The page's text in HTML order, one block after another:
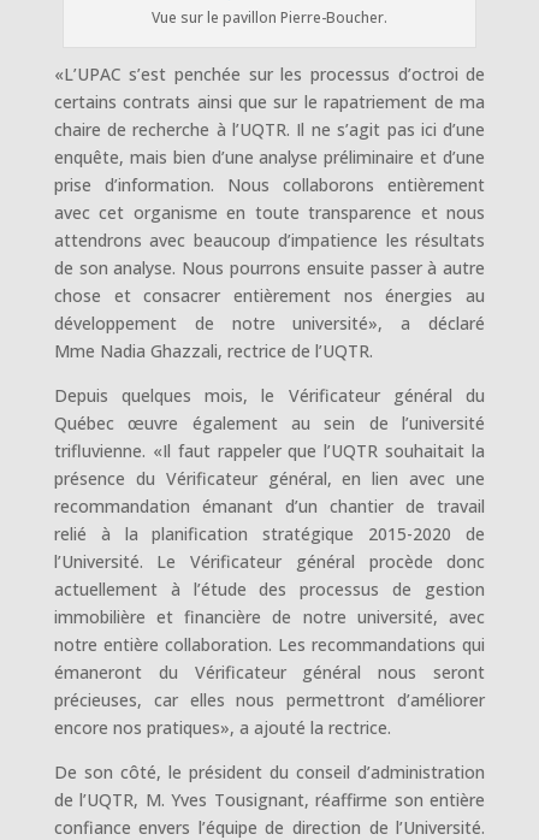
Vue sur le pavillon Pierre-Boucher.
«L’UPAC s’est penchée sur les processus d’octroi de
certains contrats ainsi que sur le rapatriement de ma
chaire de recherche à l’UQTR. Il ne s’agit pas ici d’une
enquête, mais bien d’une analyse préliminaire et d’une
prise d’information. Nous collaborons entièrement
avec cet organisme en toute transparence et nous
attendrons avec beaucoup d’impatience les résultats
de son analyse. Nous pourrons ensuite passer à autre
chose et consacrer entièrement nos énergies au
développement de notre université», a déclaré
Mme Nadia Ghazzali, rectrice de l’UQTR.
Depuis quelques mois, le Vérificateur général du
Québec œuvre également au sein de l’université
trifluvienne. «Il faut rappeler que l’UQTR souhaitait la
présence du Vérificateur général, en lien avec une
recommandation émanant d’un chantier de travail
relié à la planification stratégique 2015-2020 de
l’Université. Le Vérificateur général procède donc
actuellement à l’étude des processus de gestion
immobilière et financière de notre université, avec
notre entière collaboration. Les recommandations qui
émaneront du Vérificateur général nous seront
précieuses, car elles nous permettront d’améliorer
encore nos pratiques», a ajouté la rectrice.
De son côté, le président du conseil d’administration
de l’UQTR, M. Yves Tousignant, réaffirme son entière
confiance envers l’équipe de direction de l’Université.